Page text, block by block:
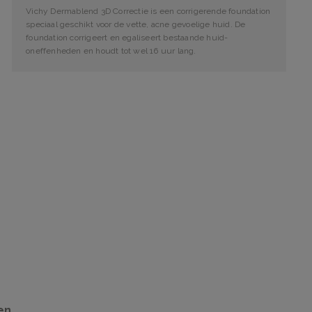
Vichy Dermablend 3D Correctie is een corrigerende foundation
speciaal geschikt voor de vette, acne gevoelige huid. De
foundation corrigeert en egaliseert bestaande huid-
oneffenheden en houdt tot wel 16 uur lang.